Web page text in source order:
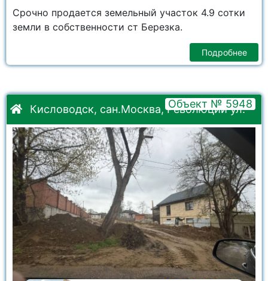
Срочно продается земельный участок 4.9 сотки
земли в собственности ст Березка.
Подробнее
Кисловодск, сан.Москва, Революции ул.
Объект № 5948